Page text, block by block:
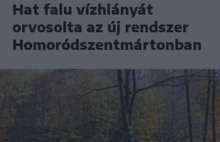
Hat falu vízhiányát
orvosolta az új rendszer
Homoródszentmártonban